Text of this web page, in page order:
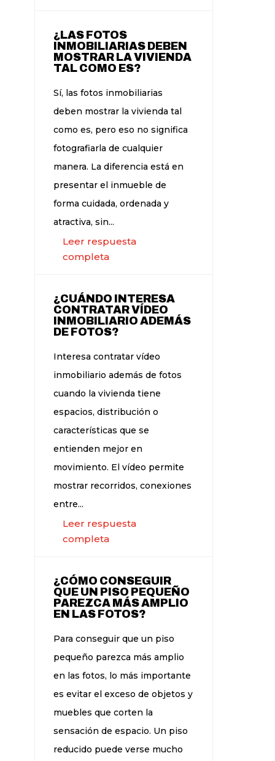
¿LAS FOTOS
INMOBILIARIAS DEBEN
MOSTRAR LA VIVIENDA
TAL COMO ES?
Sí, las fotos inmobiliarias
deben mostrar la vivienda tal
como es, pero eso no significa
fotografiarla de cualquier
manera. La diferencia está en
presentar el inmueble de
forma cuidada, ordenada y
atractiva, sin...
Leer respuesta
completa
¿CUÁNDO INTERESA
CONTRATAR VÍDEO
INMOBILIARIO ADEMÁS
DE FOTOS?
Interesa contratar vídeo
inmobiliario además de fotos
cuando la vivienda tiene
espacios, distribución o
características que se
entienden mejor en
movimiento. El vídeo permite
mostrar recorridos, conexiones
entre...
Leer respuesta
completa
¿CÓMO CONSEGUIR
QUE UN PISO PEQUEÑO
PAREZCA MÁS AMPLIO
EN LAS FOTOS?
Para conseguir que un piso
pequeño parezca más amplio
en las fotos, lo más importante
es evitar el exceso de objetos y
muebles que corten la
sensación de espacio. Un piso
reducido puede verse mucho